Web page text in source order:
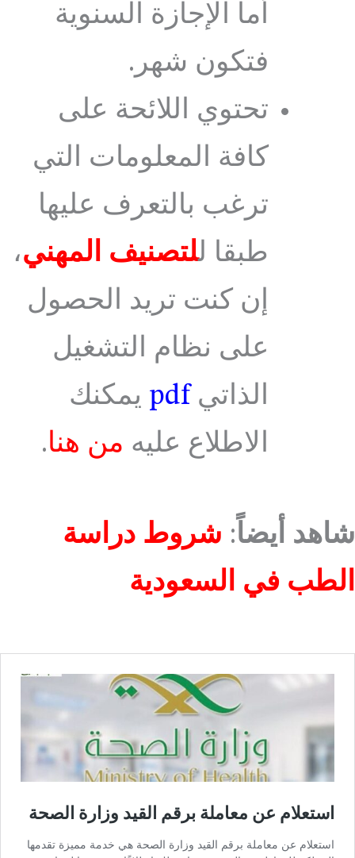
أما الإجازة السنوية
فتكون شهر.
تحتوي اللائحة على
كافة المعلومات التي
ترغب بالتعرف عليها
طبقا للتصنيف المهني،
إن كنت تريد الحصول
على نظام التشغيل
الذاتيpdf يمكنك
الاطلاع عليه من هنا.
شاهد أيضاً: شروط دراسة
الطب في السعودية